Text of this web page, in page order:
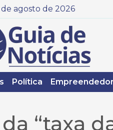
agosto de 2026
Política
“taxa